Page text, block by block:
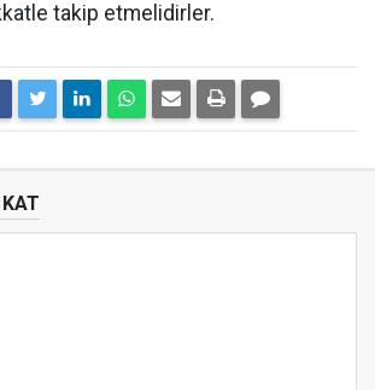
takip etmelidirler.